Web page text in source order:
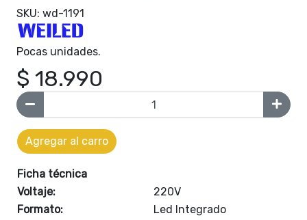
SKU: wd-1191
Pocas unidades.
$ 18.990
Agregar al carro
Ficha técnica
Voltaje:
220V
Formato:
Led Integrado